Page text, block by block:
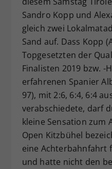
Sandro Kopp und
gleich zwei
Sand auf. Dass Kopp
Topgesetzten der
Finalisten 2019 bzw. -
erfahrenen Spanier
97), mit 2:6, 6:4, 6:4
verabschiedete, darf
kleine Sensation zum
Open Kitzbühel
eine Achterbahnfahrt
und hatte nicht den
Zweck
Dieser
hat.